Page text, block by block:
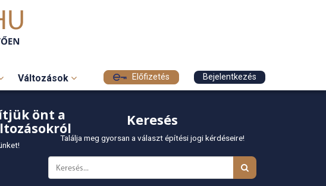
Változások Előfizetés Bejelentkezés
önt a
Keresés
Találja meg gyorsan a választ építési jogi kérdéseire!